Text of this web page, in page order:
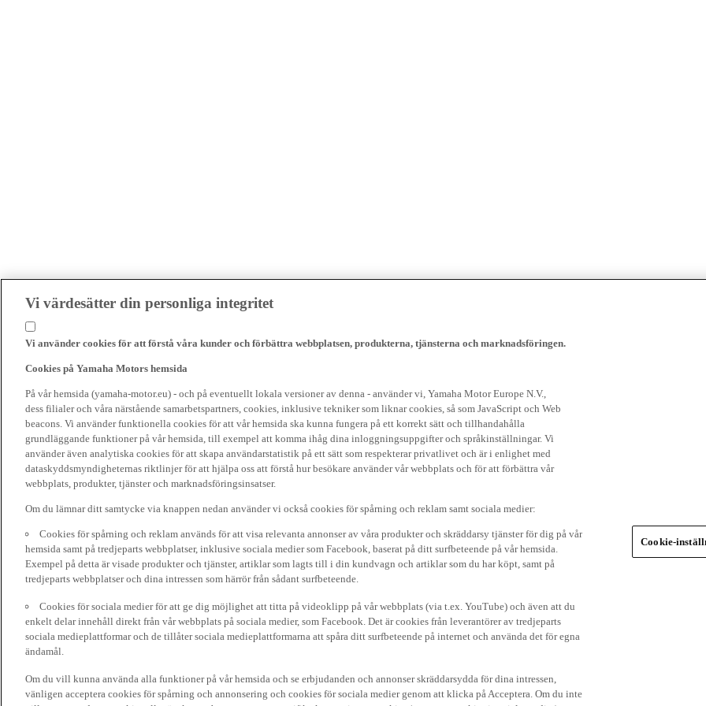
Vi värdesätter din personliga integritet
Vi använder cookies för att förstå våra kunder och förbättra webbplatsen, produkterna, tjänsterna och marknadsföringen.
Cookies på Yamaha Motors hemsida
På vår hemsida (yamaha-motor.eu) - och på eventuellt lokala versioner av denna - använder vi, Yamaha Motor Europe N.V.,
dess filialer och våra närstående samarbetspartners, cookies, inklusive tekniker som liknar cookies, så som JavaScript och Web
beacons. Vi använder funktionella cookies för att vår hemsida ska kunna fungera på ett korrekt sätt och tillhandahålla
grundläggande funktioner på vår hemsida, till exempel att komma ihåg dina inloggningsuppgifter och språkinställningar. Vi
använder även analytiska cookies för att skapa användarstatistik på ett sätt som respekterar privatlivet och är i enlighet med
dataskyddsmyndigheternas riktlinjer för att hjälpa oss att förstå hur besökare använder vår webbplats och för att förbättra vår
webbplats, produkter, tjänster och marknadsföringsinsatser.
Om du lämnar ditt samtycke via knappen nedan använder vi också cookies för spårning och reklam samt sociala medier:
Cookies för spårning och reklam används för att visa relevanta annonser av våra produkter och skräddarsy tjänster för dig på vår
hemsida samt på tredjeparts webbplatser, inklusive sociala medier som Facebook, baserat på ditt surfbeteende på vår hemsida.
Exempel på detta är visade produkter och tjänster, artiklar som lagts till i din kundvagn och artiklar som du har köpt, samt på
tredjeparts webbplatser och dina intressen som härrör från sådant surfbeteende.
Cookies för sociala medier för att ge dig möjlighet att titta på videoklipp på vår webbplats (via t.ex. YouTube) och även att du
enkelt delar innehåll direkt från vår webbplats på sociala medier, som Facebook. Det är cookies från leverantörer av tredjeparts
sociala medieplattformar och de tillåter sociala medieplattformarna att spåra ditt surfbeteende på internet och använda det för egna
ändamål.
Om du vill kunna använda alla funktioner på vår hemsida och se erbjudanden och annonser skräddarsydda för dina intressen,
vänligen acceptera cookies för spårning och annonsering och cookies för sociala medier genom att klicka på Acceptera. Om du inte
Cookie-